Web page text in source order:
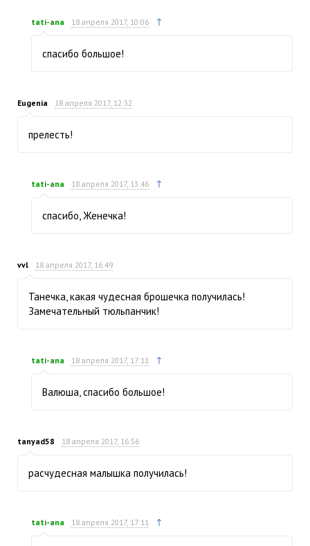
tati-ana 18 апреля 2017, 10:06 ↑
спасибо большое!
Eugenia 18 апреля 2017, 12:32
прелесть!
tati-ana 18 апреля 2017, 13:46 ↑
спасибо, Женечка!
vvl 18 апреля 2017, 16:49
Танечка, какая чудесная брошечка получилась!
Замечательный тюльпанчик!
tati-ana 18 апреля 2017, 17:11 ↑
Валюша, спасибо большое!
tanyad58 18 апреля 2017, 16:56
расчудесная малышка получилась!
tati-ana 18 апреля 2017, 17:11 ↑